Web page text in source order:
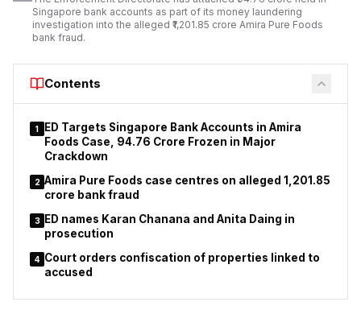
used forged identity documents in the land transaction.
Singapore bank accounts as part of its money laundering
investigation into the alleged ₹1,201.85 crore Amira Pure Foods
bank fraud.
Contents
1
ED Targets Singapore Bank Accounts in Amira
Foods Case, ₹94.76 Crore Frozen in Major
Crackdown
2 Amira Pure Foods case centres on alleged ₹1,201.85
crore bank fraud
3
ED names Karan Chanana and Anita Daing in
prosecution
4 Court orders confiscation of properties linked to
accused